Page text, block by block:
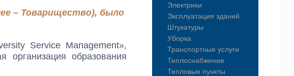
– Товарищество), было
Service Management»,
организация образования
Электрики
Эксплуатация зданий
Штукатуры
Уборка
Транспортные услуги
Теплоснабжение
Тепловые пункты